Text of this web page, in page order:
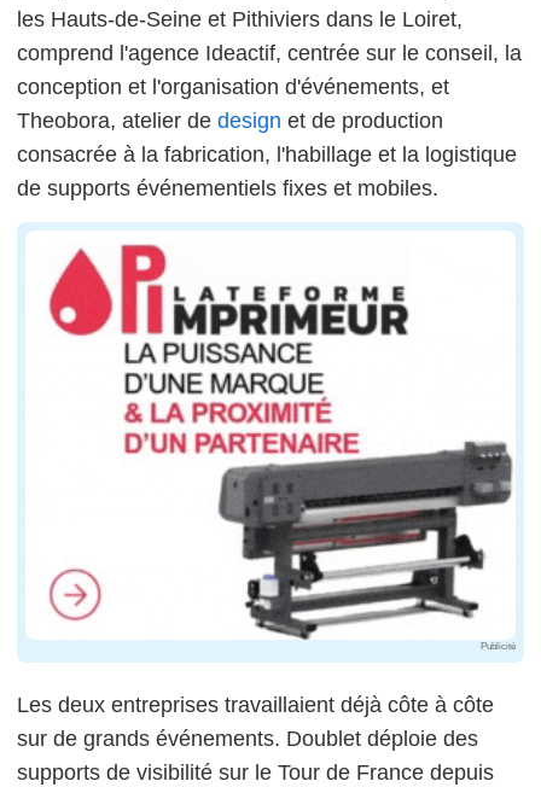
les Hauts-de-Seine et Pithiviers dans le Loiret,
comprend l'agence Ideactif, centrée sur le conseil, la
conception et l'organisation d'événements, et
Theobora, atelier de design et de production
consacrée à la fabrication, l'habillage et la logistique
de supports événementiels fixes et mobiles.
Publicité
Les deux entreprises travaillaient déjà côte à côte
sur de grands événements. Doublet déploie des
supports de visibilité sur le Tour de France depuis